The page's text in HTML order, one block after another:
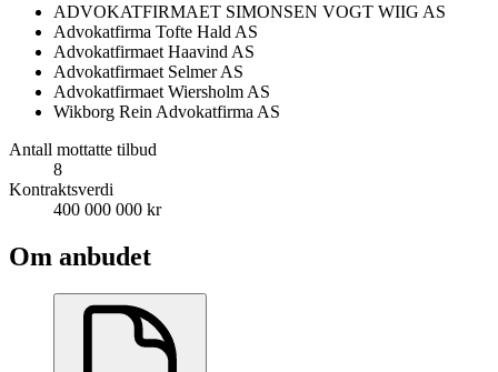
ADVOKATFIRMAET SIMONSEN VOGT WIIG AS
Advokatfirma Tofte Hald AS
Advokatfirmaet Haavind AS
Advokatfirmaet Selmer AS
Advokatfirmaet Wiersholm AS
Wikborg Rein Advokatfirma AS
Antall mottatte tilbud
8
Kontraktsverdi
400 000 000 kr
Om anbudet